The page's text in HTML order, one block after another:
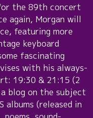
the 89th concert
again, Morgan will
featuring more
keyboard
fascinating
with his always-
19:30 & 21:15 (2
blog on the subject
albums (released in